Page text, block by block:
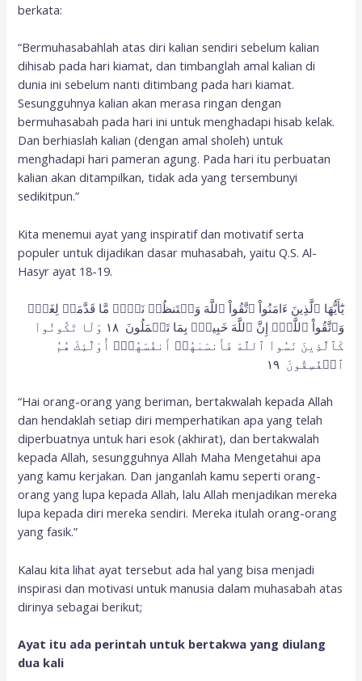
berkata:
“Bermuhasabahlah atas diri kalian sendiri sebelum kalian
dihisab pada hari kiamat, dan timbanglah amal kalian di
dunia ini sebelum nanti ditimbang pada hari kiamat.
Sesungguhnya kalian akan merasa ringan dengan
bermuhasabah pada hari ini untuk menghadapi hisab kelak.
Dan berhiaslah kalian (dengan amal sholeh) untuk
menghadapi hari pameran agung. Pada hari itu perbuatan
kalian akan ditampilkan, tidak ada yang tersembunyi
sedikitpun.”
Kita menemui ayat yang inspiratif dan motivatif serta
populer untuk dijadikan dasar muhasabah, yaitu Q.S. Al-
Hasyr ayat 18-19.
يَٰٓأَيُّهَا ٱلَّذِينَ ءَامَنُواْ ٱتَّقُواْ ٱللَّهَ وَلۡتَنظُرۡ نَفۡسٞ مَّا قَدَّمَتۡ لِغَدٖۖ
وَٱتَّقُواْ ٱللَّهَۚ إِنَّ ٱللَّهَ خَبِيرُۢ بِمَا تَعۡمَلُونَ ١٨ وَلَا تَكُونُواْ
كَٱلَّذِينَ نَسُواْ ٱللَّهَ فَأَنسَىٰهُمۡ أَنفُسَهُمۡۚ أُوْلَٰٓئِكَ هُمُ
ٱلۡفَٰسِقُونَ ١٩
“Hai orang-orang yang beriman, bertakwalah kepada Allah
dan hendaklah setiap diri memperhatikan apa yang telah
diperbuatnya untuk hari esok (akhirat), dan bertakwalah
kepada Allah, sesungguhnya Allah Maha Mengetahui apa
yang kamu kerjakan. Dan janganlah kamu seperti orang-
orang yang lupa kepada Allah, lalu Allah menjadikan mereka
lupa kepada diri mereka sendiri. Mereka itulah orang-orang
yang fasik.”
Kalau kita lihat ayat tersebut ada hal yang bisa menjadi
inspirasi dan motivasi untuk manusia dalam muhasabah atas
dirinya sebagai berikut;
Ayat itu ada perintah untuk bertakwa yang diulang
dua kali